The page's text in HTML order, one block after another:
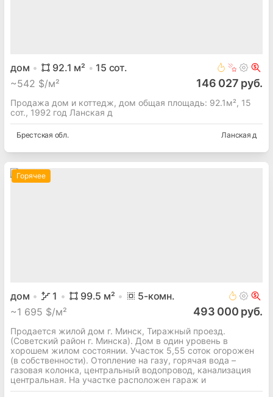
дом 92.1 м² 15 сот.
~542 $/м² 146 027 руб.
Продажа дом и коттедж, дом общая площадь: 92.1м², 15
сот., 1992 год Ланская д
Брестская обл. Ланская д
Горячее
дом 1 99.5 м² 5-комн.
~1 695 $/м² 493 000 руб.
Продается жилой дом г. Минск, Тиражный проезд.
(Советский район г. Минска). Дом в один уровень в
хорошем жилом состоянии. Участок 5,55 соток огорожен
(в собственности). Отопление на газу, горячая вода –
газовая колонка, центральный водопровод, канализация
центральная. На участке расположен гараж и